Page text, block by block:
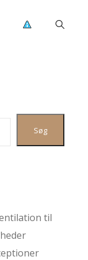
Søg
til